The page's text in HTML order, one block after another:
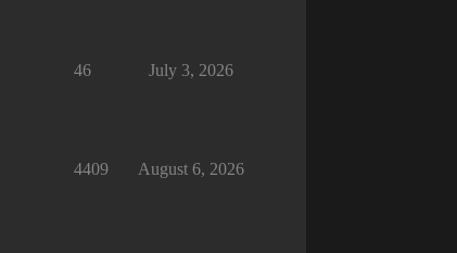
46 July 3, 2026
4409 August 6, 2026